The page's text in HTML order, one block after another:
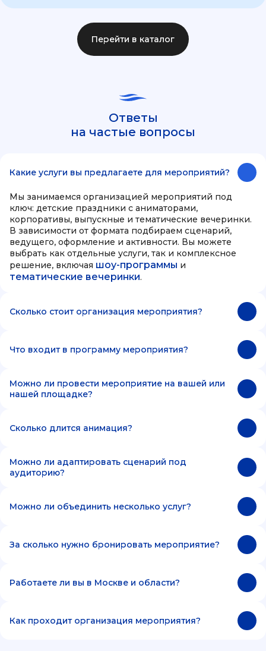
Перейти в каталог
Ответы
на частые вопросы
Какие услуги вы предлагаете для мероприятий?
Мы занимаемся организацией мероприятий под
ключ: детские праздники с аниматорами,
корпоративы, выпускные и тематические вечеринки.
В зависимости от формата подбираем сценарий,
ведущего, оформление и активности. Вы можете
выбрать как отдельные услуги, так и комплексное
решение, включая шоу-программы и
тематические вечеринки.
Сколько стоит организация мероприятия?
Что входит в программу мероприятия?
Можно ли провести мероприятие на вашей или
нашей площадке?
Сколько длится анимация?
Можно ли адаптировать сценарий под
аудиторию?
Можно ли объединить несколько услуг?
За сколько нужно бронировать мероприятие?
Работаете ли вы в Москве и области?
Как проходит организация мероприятия?